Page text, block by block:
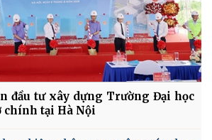
đầu tư xây dựng Trường Đại học
chính tại Hà Nội